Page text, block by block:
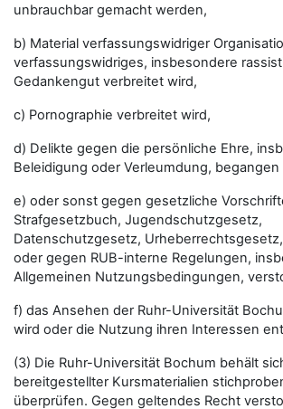
unbrauchbar gemacht werden,
b) Material verfassungswidriger
verfassungswidriges, insbesondere
Gedankengut verbreitet wird,
c) Pornographie verbreitet wird,
d) Delikte gegen die persönliche Ehre,
Beleidigung oder Verleumdung,
e) oder sonst gegen gesetzliche
Strafgesetzbuch, Jugendschutzgesetz,
Datenschutzgesetz,
oder gegen RUB-interne Regelungen,
Allgemeinen Nutzungsbedingungen,
f) das Ansehen der Ruhr-Universität
wird oder die Nutzung ihren Interessen
(3) Die Ruhr-Universität Bochum behält
bereitgestellter Kursmaterialien
überprüfen. Gegen geltendes Recht